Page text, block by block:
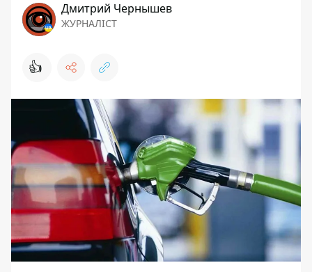
Дмитрий Чернышев
ЖУРНАЛІСТ
👍